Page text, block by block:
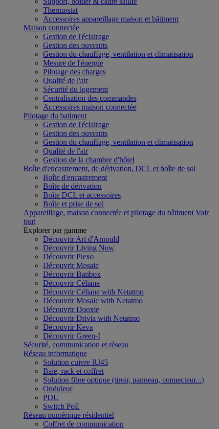
Thermostat
Accessoires appareillage maison et bâtiment
Maison connectée
Gestion de l'éclairage
Gestion des ouvrants
Gestion du chauffage, ventilation et climatisation
Mesure de l'énergie
Pilotage des charges
Qualité de l'air
Sécurité du logement
Centralisation des commandes
Accessoires maison connectée
Pilotage du batiment
Gestion de l'éclairage
Gestion des ouvrants
Gestion du chauffage, ventilation et climatisation
Qualité de l'air
Gestion de la chambre d'hôtel
Boîte d'encastrement, de dérivation, DCL et boîte de sol
Boîte d'encastrement
Boîte de dérivation
Boîte DCL et accessoires
Boîte et prise de sol
Appareillage, maison connectée et pilotage du bâtiment Voir
tout
Explorer par gamme
Découvrir Art d'Arnould
Découvrir Living Now
Découvrir Plexo
Découvrir Mosaic
Découvrir Batibox
Découvrir Céliane
Découvrir Céliane with Netatmo
Découvrir Mosaic with Netatmo
Découvrir Dooxie
Découvrir Drivia with Netatmo
Découvrir Keva
Découvrir Green-I
Sécurité, communication et réseau
Réseau informatique
Solution cuivre RJ45
Baie, rack et coffret
Solution fibre optique (tiroir, panneau, connecteur...)
Onduleur
PDU
Switch PoE
Réseau numérique résidentiel
Coffret de communication